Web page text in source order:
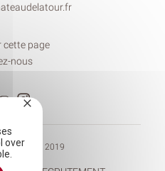
cette page
nous
LA TOUR 2019
×
over